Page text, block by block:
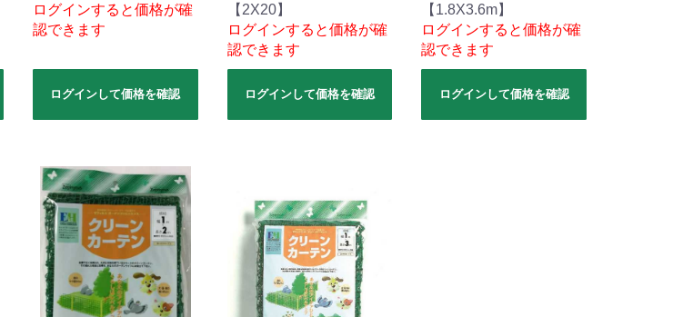
ログインすると価格が確
認できます
ログインして価格を確認
【2X20】
ログインすると価格が確
認できます
ログインして価格を確認
【1.8X3.6m】
ログインすると価格が確
認できます
ログインして価格を確認